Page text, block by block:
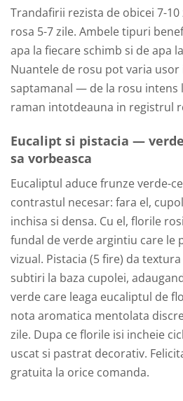
Trandafirii rezista de obicei 7-
rosa 5-7 zile. Ambele tipuri
apa la fiecare schimb si de apa
Nuantele de rosu pot varia
saptamanal — de la rosu
raman intotdeauna in registrul
Eucalipt si pistacia —
sa vorbeasca
Eucaliptul aduce frunze verde-
contrastul necesar: fara el,
inchisa si densa. Cu el, florile
fundal de verde argintiu care le
vizual. Pistacia (5 fire) da
subtiri la baza cupolei,
verde care leaga eucaliptul de
nota aromatica mentolata
zile. Dupa ce florile isi incheie
uscat si pastrat decorativ.
gratuita la orice comanda.